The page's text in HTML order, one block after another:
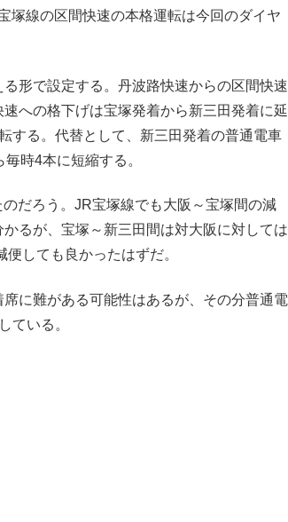
塚線の区間快速の本格運転は今回のダイヤ
形で設定する。丹波路快速からの区間快速
への格下げは宝塚発着から新三田発着に延
する。代替として、新三田発着の普通電車
時4本に短縮する。
だろう。JR宝塚線でも大阪～宝塚間の減
るが、宝塚～新三田間は対大阪に対しては
しても良かったはずだ。
に難がある可能性はあるが、その分普通電
ている。